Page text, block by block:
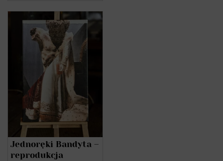
Jednoręki Bandyta –
reprodukcja